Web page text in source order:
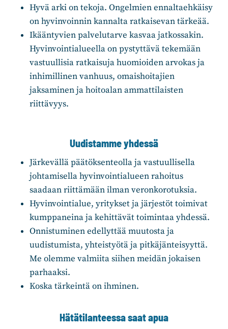
Hyvä arki on tekoja. Ongelmien ennaltaehkäisy
on hyvinvoinnin kannalta ratkaisevan tärkeää.
Ikääntyvien palvelutarve kasvaa jatkossakin.
Hyvinvointialueella on pystyttävä tekemään
vastuullisia ratkaisuja huomioiden arvokas ja
inhimillinen vanhuus, omaishoitajien
jaksaminen ja hoitoalan ammattilaisten
riittävyys.
Uudistamme yhdessä
Järkevällä päätöksenteolla ja vastuullisella
johtamisella hyvinvointialueen rahoitus
saadaan riittämään ilman veronkorotuksia.
Hyvinvointialue, yritykset ja järjestöt toimivat
kumppaneina ja kehittävät toimintaa yhdessä.
Onnistuminen edellyttää muutosta ja
uudistumista, yhteistyötä ja pitkäjänteisyyttä.
Me olemme valmiita siihen meidän jokaisen
parhaaksi.
Koska tärkeintä on ihminen.
Hätätilanteessa saat apua